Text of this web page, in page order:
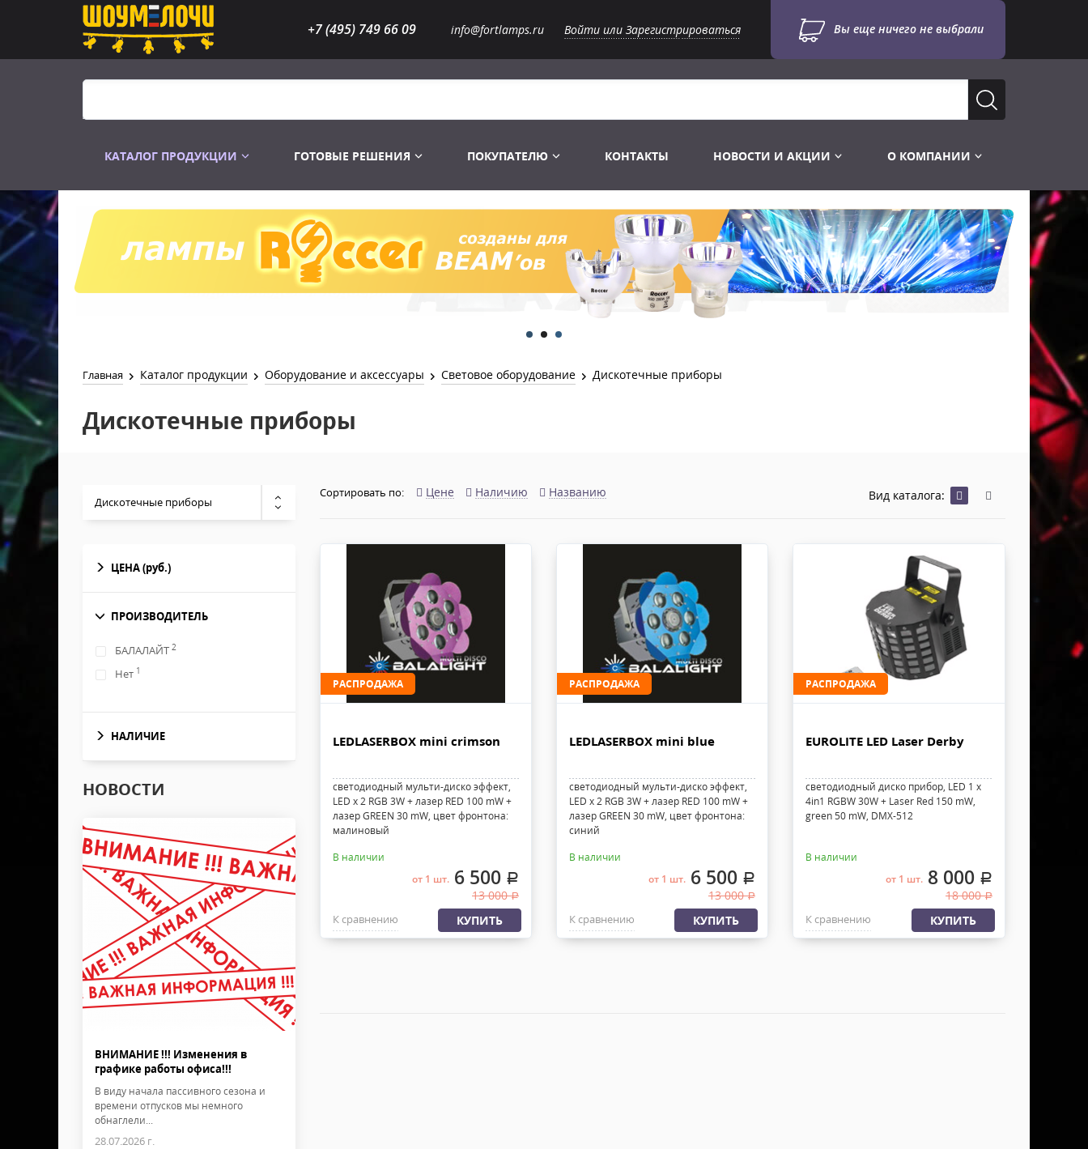
+7 (495) 749 66 09 info@fortlamps.ru Войти или Зарегистрироваться Вы еще ничего не выбрали
КАТАЛОГ ПРОДУКЦИИ
Распродажа
Лампы Винтаж Ретро Декор
Лампы галогенные 6-120 V
Лампы студийные 110-240 V
Лампы-фары PAR
Лампы для бассейна
Лампы газоразрядные
Лампы UV TUV HNS
Лампы видеопроекторные
Распродажа
Перчатки
Сумки и подсумки
Ремни и страховка
Инструменты
Готовые комплекты
Конструктор МИКРОСЦЕНА
Распродажа
Световое оборудование
Аксессуары для света
Лебёдки и Аксессуары
Распродажа
2х канальные модули
5и канальные модули
ГОТОВЫЕ РЕШЕНИЯ ПОКУПАТЕЛЮ КОНТАКТЫ НОВОСТИ И АКЦИИ О КОМПАНИИ
Главная Каталог продукции Оборудование и аксессуары Световое оборудование Дискотечные приборы
Дискотечные приборы
Дискотечные приборы
ЦЕНА(руб.)
ПРОИЗВОДИТЕЛЬ
БАЛАЛАЙТ 2
Нет 1
НАЛИЧИЕ
НОВОСТИ
ВНИМАНИЕ !!! Изменения в
графике работы офиса!!!
В виду начала пассивного сезона и
времени отпусков мы немного
обнаглели...
28.07.2026 г.
Сортировать по: Цене Наличию Названию Вид каталога:
РАСПРОДАЖА
LEDLASERBOX mini crimson
светодиодный мульти-диско эффект,
LED x 2 RGB 3W + лазер RED 100 mW +
лазер GREEN 30 mW, цвет фронтона:
малиновый
В наличии
от 1 шт.6 500 .
13 000.
К сравнению КУПИТЬ
РАСПРОДАЖА
LEDLASERBOX mini blue
светодиодный мульти-диско эффект,
LED x 2 RGB 3W + лазер RED 100 mW +
лазер GREEN 30 mW, цвет фронтона:
синий
В наличии
от 1 шт. 6 500 .
13 000.
К сравнению КУПИТЬ
РАСПРОДАЖА
EUROLITE LED Laser Derby
светодиодный диско прибор, LED 1 x
4in1 RGBW 30W + Laser Red 150 mW,
green 50 mW, DMX-512
В наличии
от 1 шт.8 000 .
18 000.
К сравнению КУПИТЬ